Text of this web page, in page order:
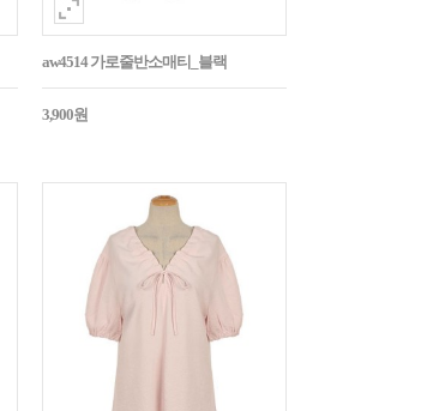
aw4514 가로줄반소매티_블랙
3,900원